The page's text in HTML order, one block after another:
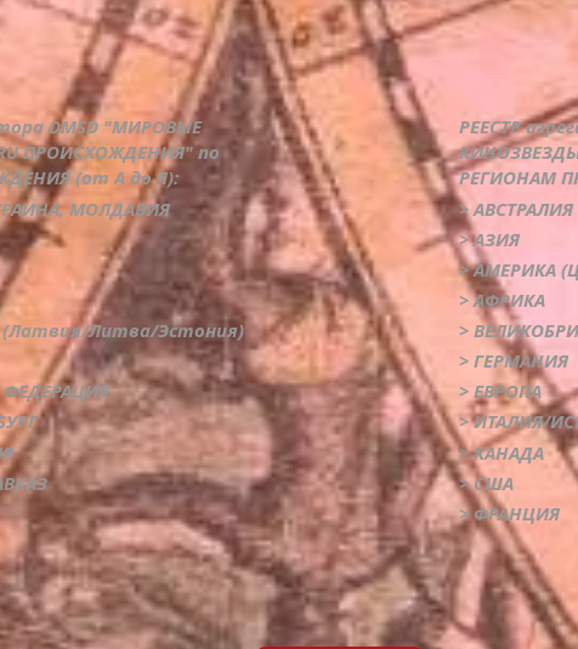
DMSD "МИРОВЫЕ
ПРОИСХОЖДЕНИЯ" по
(от А до Я):
МОЛДАВИЯ
(Латвия/Литва/Эстония)
РЕЕСТР
РЕГИОНАМ
>
> АЗИЯ
> АМЕРИКА
> АФРИКА
>
> ГЕРМАНИЯ
> ЕВРОПА
> ИТАЛИЯ/
> КАНАДА
> США
> ФРАНЦИЯ